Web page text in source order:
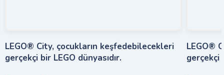
LEGO® City, çocukların keşfedebilecekleri
gerçekçi bir LEGO dünyasıdır.
LEGO®
gerçekçi